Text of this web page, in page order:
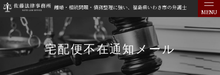
離婚・相続問題・債務整理に強い、福島県いわき市の弁護士
MENU
宅配便不在通知メール